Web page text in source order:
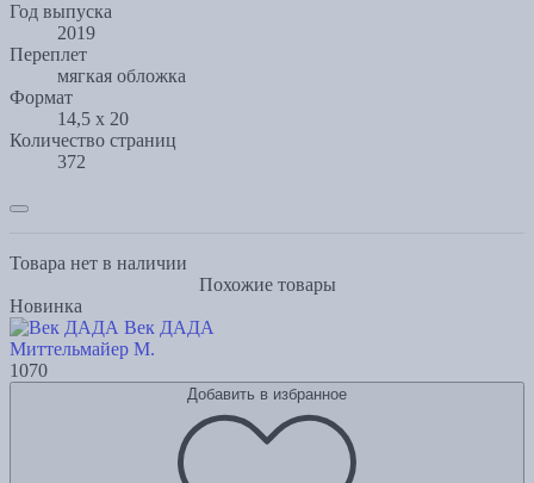
Год выпуска
2019
Переплет
мягкая обложка
Формат
14,5 х 20
Количество страниц
372
Товара нет в наличии
Похожие товары
Новинка
Век ДАДА
Миттельмайер М.
1070
Добавить в избранное